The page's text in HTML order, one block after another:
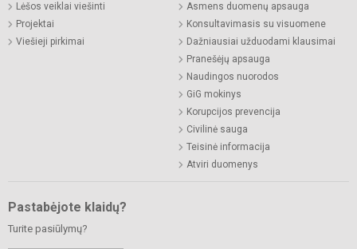
Lėšos veiklai viešinti
Projektai
Viešieji pirkimai
Asmens duomenų apsauga
Konsultavimasis su visuomene
Dažniausiai užduodami klausimai
Pranešėjų apsauga
Naudingos nuorodos
GiG mokinys
Korupcijos prevencija
Civilinė sauga
Teisinė informacija
Atviri duomenys
Pastabėjote klaidų?
Turite pasiūlymų?